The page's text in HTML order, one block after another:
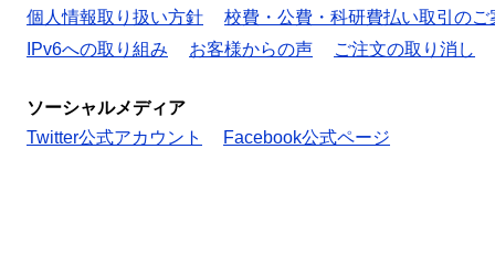
個人情報取り扱い方針
校費・公費・科研費払い取引のご
IPv6への取り組み
お客様からの声 ご注文の取り消し
ソーシャルメディア
Twitter公式アカウント
Facebook公式ページ